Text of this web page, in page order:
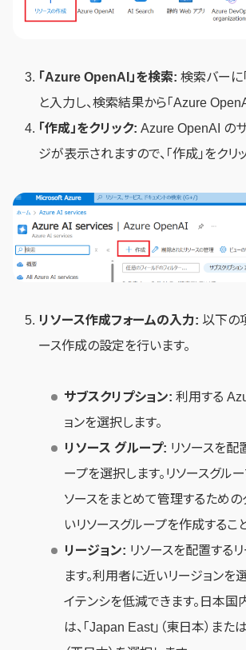
「Azure OpenAI」を検索: 検索バーに
と入力し、検索結果から「Azure
「作成」をクリック: Azure OpenAI の
ジが表示されますので、「作成」をクリ
リソース作成フォームの入力: 以下の
ース作成の設定を行います。
サブスクリプション: 利用する
ョンを選択します。
リソース グループ: リソースを配
ープを選択します。リソースグル
ソースをまとめて管理するための
いリソースグループを作成するこ
リージョン: リソースを配置する
ます。利用者に近いリージョンを
イテンシを低減できます。日本国
は、「Japan East」（東日本）また